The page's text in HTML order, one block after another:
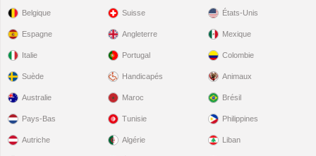
Belgique
Espagne
Italie
Suède
Suisse
Angleterre
Portugal
Handicapés
États-Unis
Mexique
Colombie
Animaux
Australie
Pays-Bas
Autriche
Maroc
Tunisie
Algérie
Brésil
Philippines
Liban